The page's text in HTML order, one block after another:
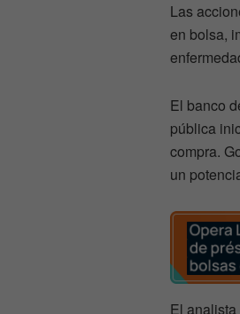
Las
en bolsa,
El banco
pública
compra.
un
El